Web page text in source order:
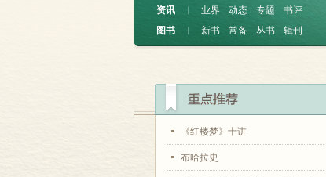
资讯 ︱ 业界 动态 专题
书评
图书
︱ 新书 常备 丛书 辑刊
《红楼梦》十讲
布哈拉史